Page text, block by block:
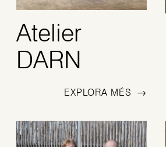
Atelier
DARN
EXPLORA MÉS →